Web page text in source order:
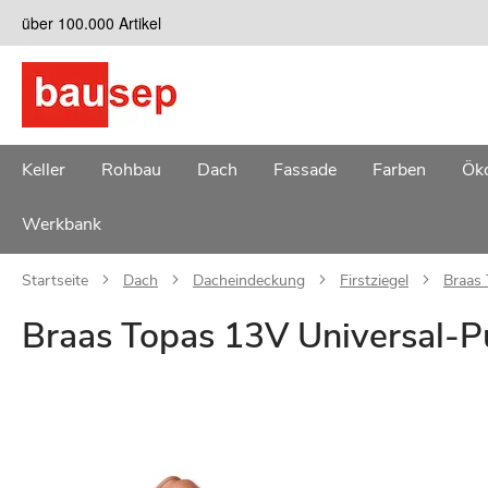
Zum
Inhalt
springen
über 100.000 Artikel
Keller Rohbau Dach Fassade Farben
Werkbank
Startseite Dach Dacheindeckung Firstziegel
Braas Topas 13V Universal-